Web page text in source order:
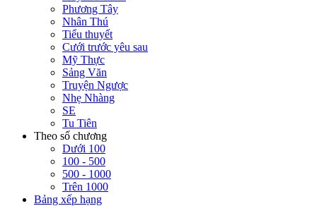
Phương Tây
Nhân Thú
Tiểu thuyết
Cưới trước yêu sau
Mỹ Thực
Sảng Văn
Truyện Ngược
Nhẹ Nhàng
SE
Tu Tiên
Theo số chương
Dưới 100
100 - 500
500 - 1000
Trên 1000
Bảng xếp hạng